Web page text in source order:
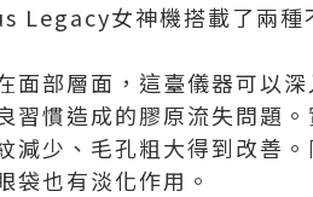
Legacy女神機搭載了兩
部層面，這臺儀器可以深
習慣造成的膠原流失問題
減少、毛孔粗大得到改善
袋也有淡化作用。